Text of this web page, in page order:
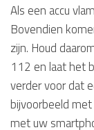
Als een accu
Bovendien
zijn. Houd
112 en laat het
verder voor dat
bijvoorbeeld
met uw